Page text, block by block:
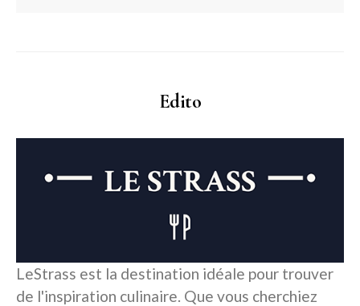
Edito
LeStrass est la destination idéale pour trouver
de l'inspiration culinaire. Que vous cherchiez